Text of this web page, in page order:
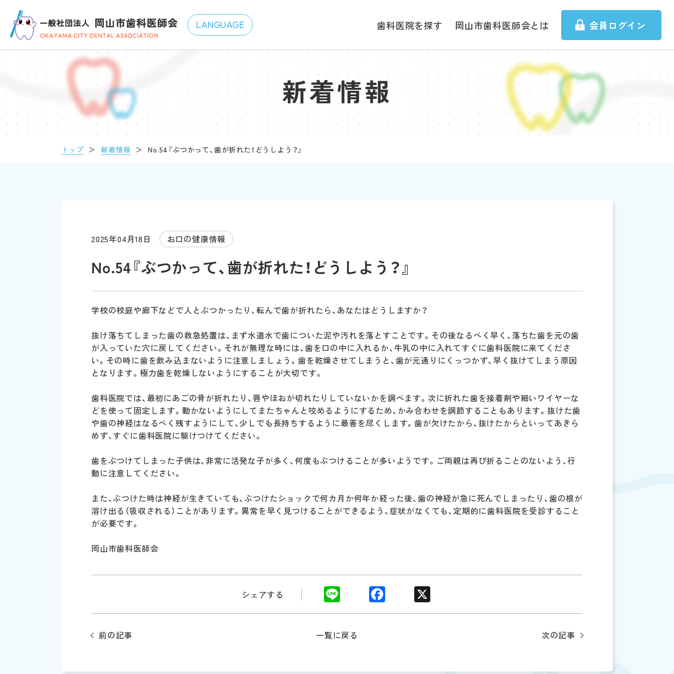
歯科医院を探す 岡山市歯科医師会とは 会員ログイン
新着情報
トップ ＞ 新着情報 ＞ No.54『ぶつかって、歯が折れた！どうしよう？』
2025年04月18日 お口の健康情報
No.54『ぶつかって、歯が折れた！どうしよう？』
学校の校庭や廊下などで人とぶつかったり、転んで歯が折れたら、あなたはどうしますか？
抜け落ちてしまった歯の救急処置は、まず水道水で歯についた泥や汚れを落とすことです。その後なるべく早く、落ちた歯を元の歯
が入っていた穴に戻してください。それが無理な時には、歯を口の中に入れるか、牛乳の中に入れてすぐに歯科医院に来てくださ
い。その時に歯を飲み込まないように注意しましょう。歯を乾燥させてしまうと、歯が元通りにくっつかず、早く抜けてしまう原因
となります。極力歯を乾燥しないようにすることが大切です。
歯科医院では、最初にあごの骨が折れたり、唇やほおが切れたりしていないかを調べます。次に折れた歯を接着剤や細いワイヤーな
どを使って固定します。動かないようにしてまたちゃんと咬めるようにするため、かみ合わせを調節することもあります。抜けた歯
や歯の神経はなるべく残すようにして、少しでも長持ちするように最善を尽くします。歯が欠けたから、抜けたからといってあきら
めず、すぐに歯科医院に駆けつけてください。
歯をぶつけてしまった子供は、非常に活発な子が多く、何度もぶつけることが多いようです。ご両親は再び折ることのないよう、行
動に注意してください。
また、ぶつけた時は神経が生きていても、ぶつけたショックで何カ月か何年か経った後、歯の神経が急に死んでしまったり、歯の根が
溶け出る（吸収される）ことがあります。異常を早く見つけることができるよう、症状がなくても、定期的に歯科医院を受診すること
が必要です。
岡山市歯科医師会
シェアする
n
e
a
前の記事 一覧に戻る 次の記事